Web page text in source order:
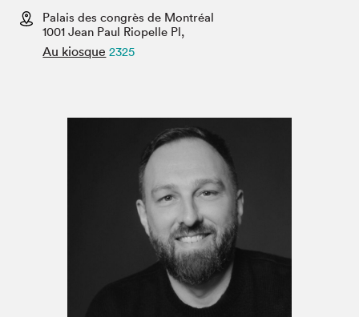
Espace médias
Palais des congrès de Montréal
1001 Jean Paul Riopelle Pl,
Au kiosque 2325